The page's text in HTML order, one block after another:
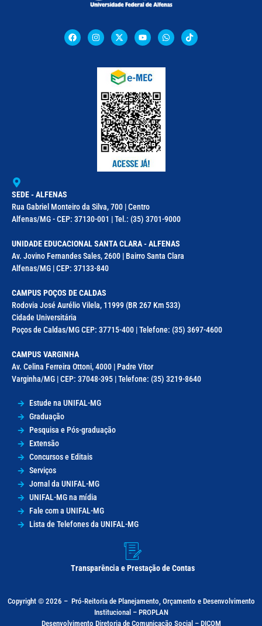
SEDE - ALFENAS
Rua Gabriel Monteiro da Silva, 700 | Centro
Alfenas/MG - CEP: 37130-001 | Tel.: (35) 3701-9000
UNIDADE EDUCACIONAL SANTA CLARA - ALFENAS
Av. Jovino Fernandes Sales, 2600 | Bairro Santa Clara
Alfenas/MG | CEP: 37133-840
CAMPUS POÇOS DE CALDAS
Rodovia José Aurélio Vilela, 11999 (BR 267 Km 533)
Cidade Universitária
Poços de Caldas/MG CEP: 37715-400 | Telefone: (35) 3697-4600
CAMPUS VARGINHA
Av. Celina Ferreira Ottoni, 4000 | Padre Vitor
Varginha/MG | CEP: 37048-395 | Telefone: (35) 3219-8640
Estude na UNIFAL-MG
Graduação
Pesquisa e Pós-graduação
Extensão
Concursos e Editais
Serviços
Jornal da UNIFAL-MG
UNIFAL-MG na mídia
Fale com a UNIFAL-MG
Lista de Telefones da UNIFAL-MG
Transparência e Prestação de Contas
Copyright © 2026 – Pró-Reitoria de Planejamento, Orçamento e Desenvolvimento
Institucional – PROPLAN
Desenvolvimento Diretoria de Comunicação Social – DICOM